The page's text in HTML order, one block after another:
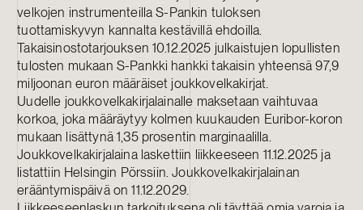
velkojen instrumenteilla S-Pankin tuloksen
tuottamiskyvyn kannalta kestävillä ehdoilla.
Takaisinostotarjouksen 10.12.2025 julkaistujen lopullisten
tulosten mukaan S-Pankki hankki takaisin yhteensä 97,9
miljoonan euron määräiset joukkovelkakirjat.
Uudelle joukkovelkakirjalainalle maksetaan vaihtuvaa
korkoa, joka määräytyy kolmen kuukauden Euribor-koron
mukaan lisättynä 1,35 prosentin marginaalilla.
Joukkovelkakirjalaina laskettiin liikkeeseen 11.12.2025 ja
listattiin Helsingin Pörssiin. Joukkovelkakirjalainan
erääntymispäivä on 11.12.2029.